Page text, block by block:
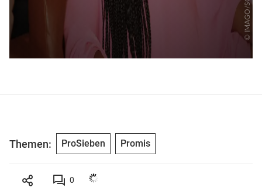
Themen: ProSieben Promis
0